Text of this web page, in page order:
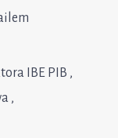
IBE PIB ,
,